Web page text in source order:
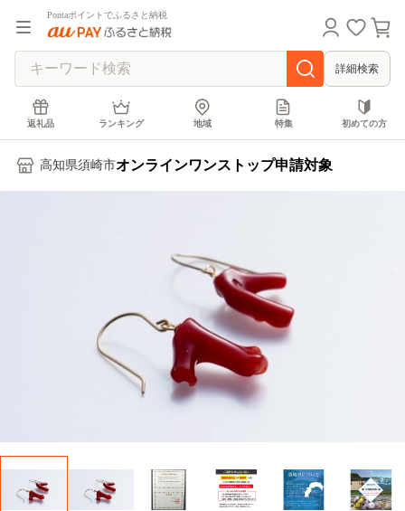
Pontaポイントでふるさと納税
詳細検索
返礼品 ランキング 地域 特集 初めての方
高知県須崎市オンラインワンストップ申請対象